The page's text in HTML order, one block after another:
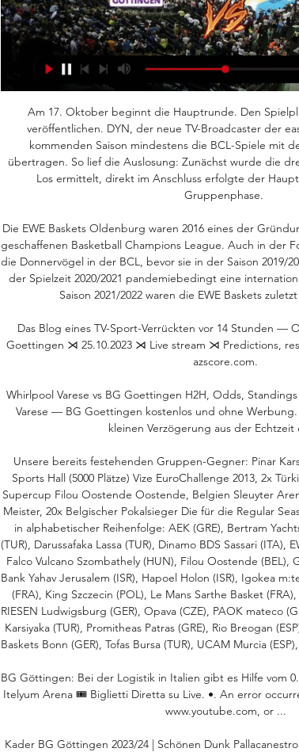
Am 17. Oktober beginnt die Hauptrunde. Den
veröffentlichen. DYN, der neue TV-Broadcaster der
kommenden Saison mindestens die BCL-Spiele mit
übertragen. So lief die Auslosung: Zunächst wurde die
Los ermittelt, direkt im Anschluss erfolgte der
Gruppenphase.
Die EWE Baskets Oldenburg waren 2016 eines der
geschaffenen Basketball Champions League. Auch in der
die Donnervögel in der BCL, bevor sie in der Saison 2019/
der Spielzeit 2020/2021 pandemiebedingt eine
Saison 2021/2022 waren die EWE Baskets
Das Blog eines TV-Sport-Verrückten vor 14 Stunden —
Goettingen ⋊ 25.10.2023 ⋊ Live stream ⋊ Predictions,
azscore.com.
Whirlpool Varese vs BG Goettingen H2H, Odds,
Varese — BG Goettingen kostenlos und ohne
kleinen Verzögerung aus der Echtzeit
Unsere bereits festehenden Gruppen-Gegner: Pinar
Sports Hall (5000 Plätze) Vize EuroChallenge 2013, 2x
Supercup Filou Oostende Oostende, Belgien Sleuyter
Meister, 20x Belgischer Pokalsieger Die für die Regular
in alphabetischer Reihenfolge: AEK (GRE), Bertram
(TUR), Darussafaka Lassa (TUR), Dinamo BDS Sassari (ITA),
Falco Vulcano Szombathely (HUN), Filou Oostende (BEL),
Bank Yahav Jerusalem (ISR), Hapoel Holon (ISR), Igokea
(FRA), King Szczecin (POL), Le Mans Sarthe Basket
RIESEN Ludwigsburg (GER), Opava (CZE), PAOK mateco
Karsiyaka (TUR), Promitheas Patras (GRE), Rio Breogan
Baskets Bonn (GER), Tofas Bursa (TUR), UCAM Murcia
BG Göttingen: Bei der Logistik in Italien gibt es Hilfe vom
Itelyum Arena 🎟️ Biglietti Diretta su Live. •. An error
www.youtube.com, or ...
Kader BG Göttingen 2023/24 | Schönen Dunk